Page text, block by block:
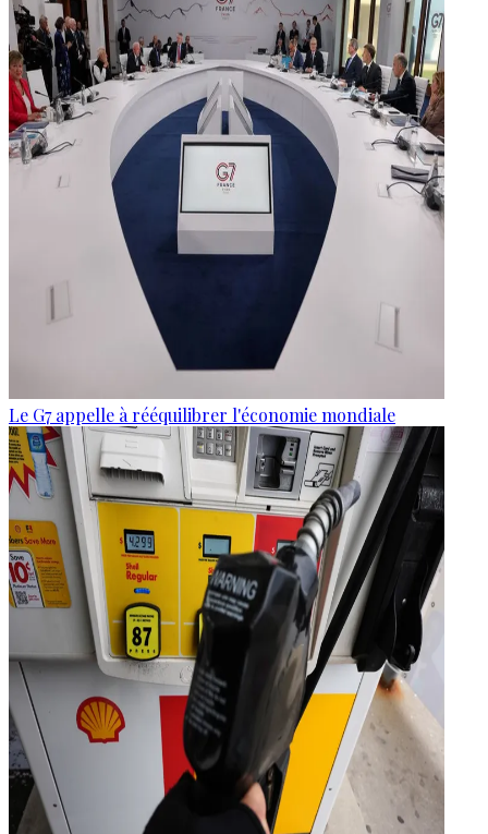
Le G7 appelle à rééquilibrer l'économie mondiale